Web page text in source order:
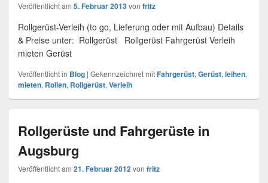
Veröffentlicht am 5. Februar 2013von fritz
Rollgerüst-Verleih (to go, Lieferung oder mit Aufbau) Details
& Preise unter: Rollgerüst Rollgerüst Fahrgerüst Verleih
mieten Gerüst
Veröffentlicht in Blog | Gekennzeichnet mitFahrgerüst, Gerüst, leihen,
mieten, Rollen, Rollgerüst, Verleih
Rollgerüste und Fahrgerüste in
Augsburg
Veröffentlicht am 21. Februar 2012von fritz